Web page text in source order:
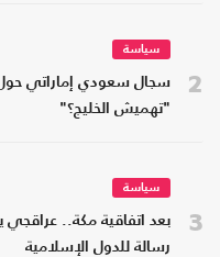
2
سياسة
سجال سعودي إماراتي
"تهميش الخليج؟"
3
سياسة
بعد اتفاقية مكة..
رسالة للدول الإسلامية